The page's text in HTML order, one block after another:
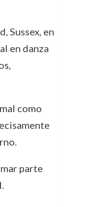
Sussex, en
en danza
como
parte